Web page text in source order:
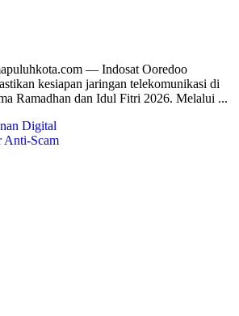
— Indosat Ooredoo
kesiapan jaringan telekomunikasi di
Ramadhan dan Idul Fitri 2026. Melalui ...